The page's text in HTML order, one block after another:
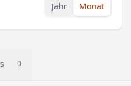
Jahr Monat
0